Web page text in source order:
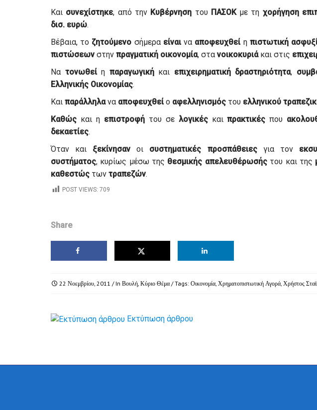
Και συνεχίστηκε, από την Κυβέρνηση του ΠΑΣΟΚμε τη χορήγηση
δισ. ευρώ.
Βέβαια, το ζητούμενο σήμερα είναινα αποφευχθείη πιστωτική
πιστώσεων στην πραγματική οικονομία, στα νοικοκυριάκαι στις
Να τονωθείη παραγωγικήκαι επιχειρηματική δραστηριότητα,
Ελληνικής Οικονομίας.
Και παράλληλανα αποφευχθείο αφελληνισμός του ελληνικού
Καθώς και η επιστροφήτου σε λογικέςκαιπρακτικές που
δεκαετίες.
Όταν και ξεκίνησαν οι συστηματικές προσπάθειεςγια τον
συστήματος, κυρίως μέσω της θεσμικής απελευθέρωσήςτου και της
καθεστώς των τραπεζών.
POST VIEWS: 709
Share
22 Νοεμβρίου, 2011 / In Βουλή, Κύριο Θέμα / Tags: Οικονομία, Χρηματοπιστωτική Αγορά, Χρήστος
Εκτύπωση άρθρου